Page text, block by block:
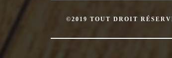
©2019 TOUT DROIT